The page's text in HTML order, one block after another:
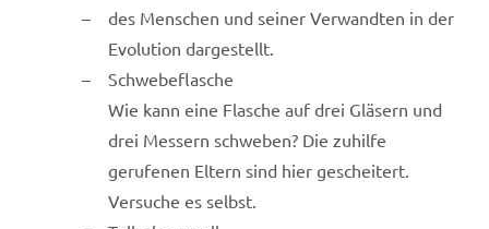
des Menschen und seiner Verwandten in der
Evolution dargestellt.
Schwebeflasche
Wie kann eine Flasche auf drei Gläsern und
drei Messern schweben? Die zuhilfe
gerufenen Eltern sind hier gescheitert.
Versuche es selbst.